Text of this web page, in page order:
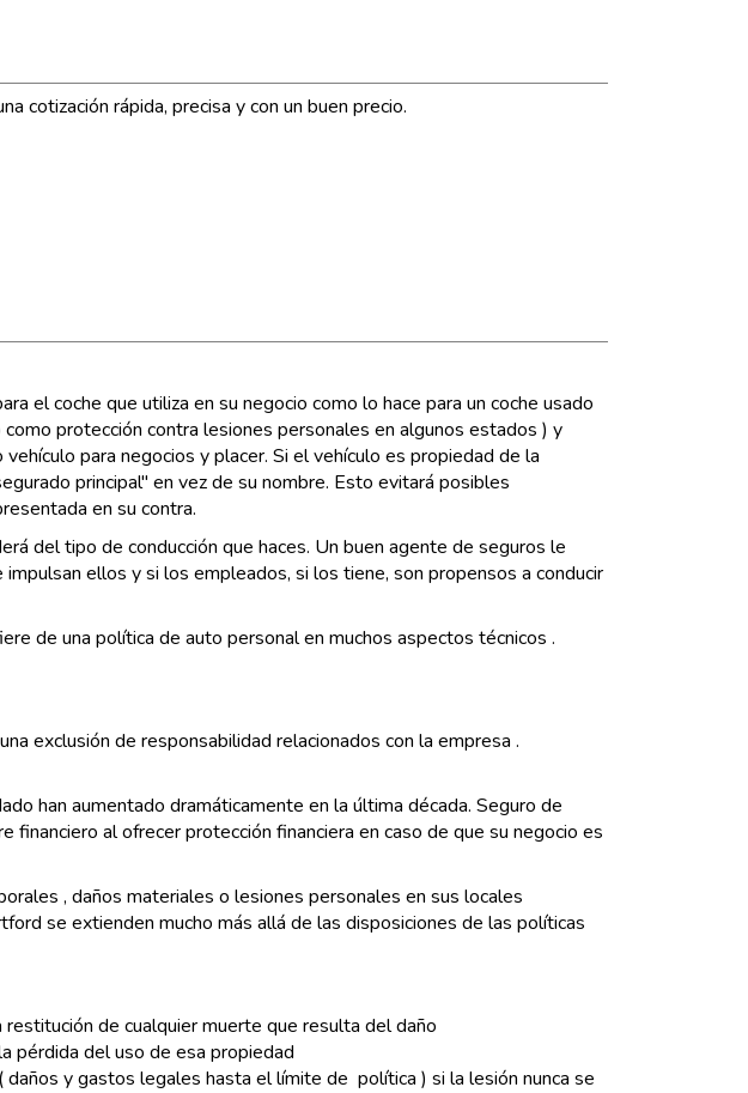
cotización rápida, precisa y con un buen precio.
el coche que utiliza en su negocio como lo hace para un coche usado
protección contra lesiones personales en algunos estados ) y
para negocios y placer. Si el vehículo es propiedad de la
principal" en vez de su nombre. Esto evitará posibles
en su contra.
del tipo de conducción que haces. Un buen agente de seguros le
ellos y si los empleados, si los tiene, son propensos a conducir
de una política de auto personal en muchos aspectos técnicos .
exclusión de responsabilidad relacionados con la empresa .
han aumentado dramáticamente en la última década. Seguro de
al ofrecer protección financiera en caso de que su negocio es
, daños materiales o lesiones personales en sus locales
se extienden mucho más allá de las disposiciones de las políticas
de cualquier muerte que resulta del daño
pérdida del uso de esa propiedad
y gastos legales hasta el límite de política ) si la lesión nunca se